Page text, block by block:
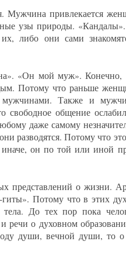
Мужчина привлекается
узы природы.
либо они сами
«Он мой муж». Конечно,
Потому что раньше
мужчинами. Также и
свободное общение
даже самому
разводятся. Потому что
он по той или иной
представлений о жизни.
гиты». Потому что в этих
тела. До тех пор пока
речи о духовном
души, вечной души, то о